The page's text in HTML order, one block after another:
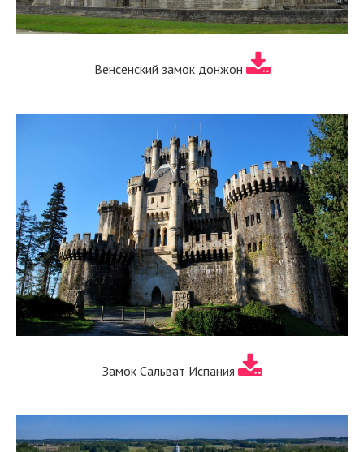
Венсенский замок донжон
Замок Сальват Испания